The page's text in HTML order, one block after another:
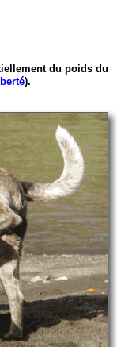
du poids du
).